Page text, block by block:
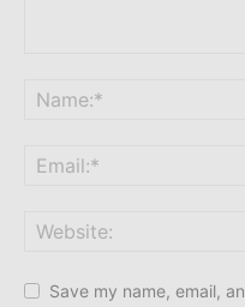
Save my name, email,